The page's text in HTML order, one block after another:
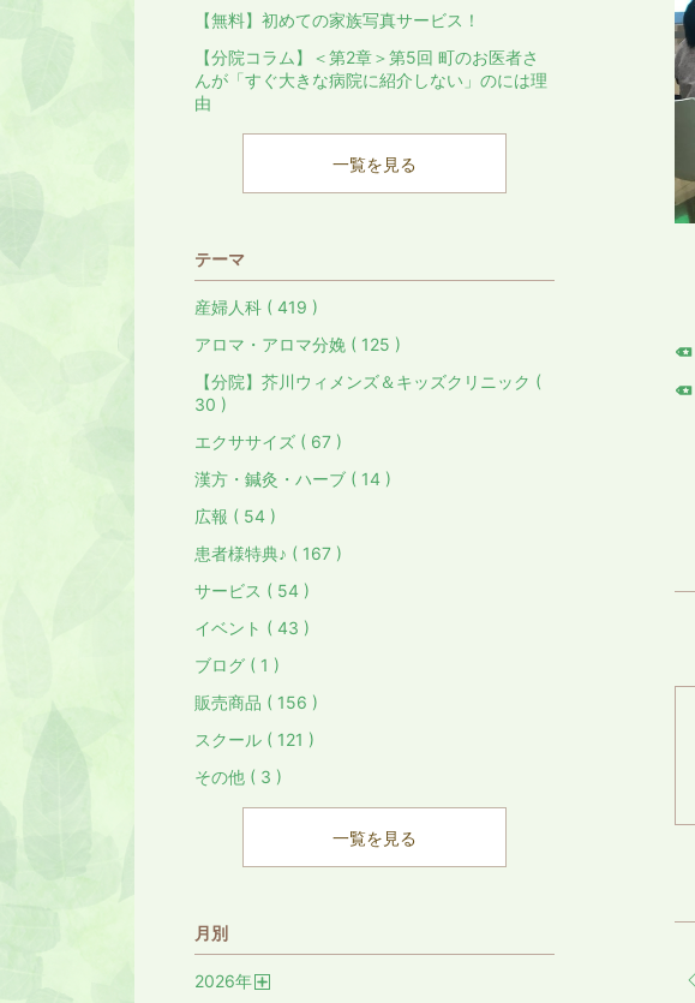
【無料】初めての家族写真サービス！
【分院コラム】＜第2章＞第5回 町のお医者さ
んが「すぐ大きな病院に紹介しない」のには理
由
一覧を見る
テーマ
産婦人科 ( 419 )
アロマ・アロマ分娩 ( 125 )
【分院】芥川ウィメンズ＆キッズクリニック (
30 )
エクササイズ ( 67 )
漢方・鍼灸・ハーブ ( 14 )
広報 ( 54 )
患者様特典♪ ( 167 )
サービス ( 54 )
イベント ( 43 )
ブログ ( 1 )
販売商品 ( 156 )
スクール ( 121 )
その他 ( 3 )
一覧を見る
月別
2026年